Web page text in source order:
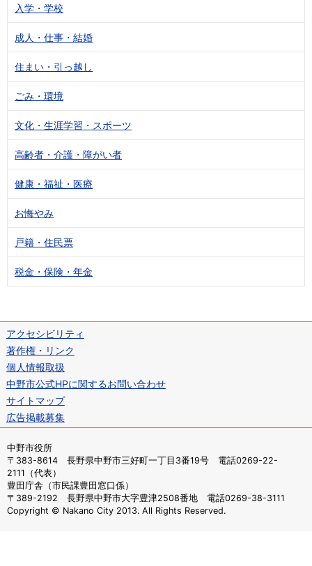
入学・学校
成人・仕事・結婚
住まい・引っ越し
ごみ・環境
文化・生涯学習・スポーツ
高齢者・介護・障がい者
健康・福祉・医療
お悔やみ
戸籍・住民票
税金・保険・年金
アクセシビリティ
著作権・リンク
個人情報取扱
中野市公式HPに関するお問い合わせ
サイトマップ
広告掲載募集
中野市役所
〒383-8614 長野県中野市三好町一丁目3番19号 電話0269-22-
2111（代表）
豊田庁舎（市民課豊田窓口係）
〒389-2192 長野県中野市大字豊津2508番地 電話0269-38-3111
Copyright © Nakano City 2013. All Rights Reserved.